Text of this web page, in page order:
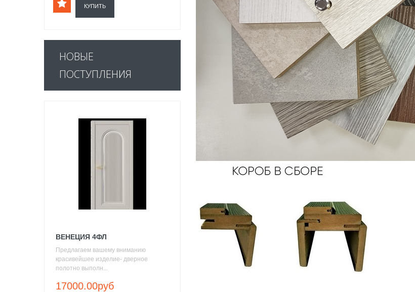
КУПИТЬ
НОВЫЕ
ПОСТУПЛЕНИЯ
ВЕНЕЦИЯ 4ФЛ
Предлагаем вашему вниманию
красивейшее изделие- дверное
полотно выполн...
17000.00руб